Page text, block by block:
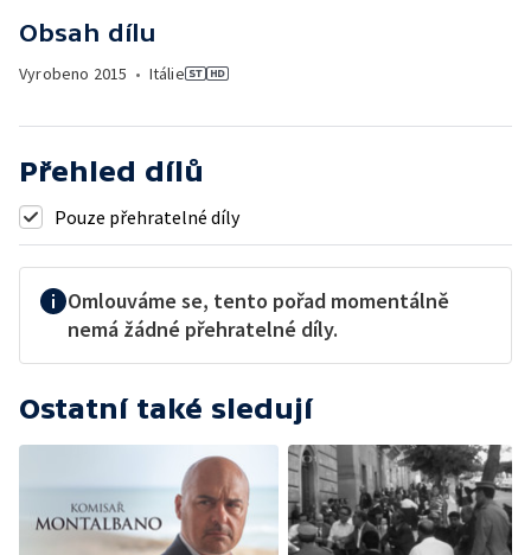
Obsah dílu
Vyrobeno 2015 • Itálie
Přehled dílů
Pouze přehratelné díly
Omlouváme se, tento pořad momentálně
nemá žádné přehratelné díly.
Ostatní také sledují